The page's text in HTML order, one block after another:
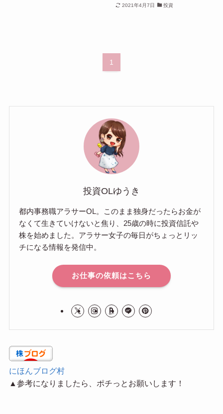
2021年4月7日 投資
1
投資OLゆうき
都内事務職アラサーOL。このまま独身だったらお金が
なくて生きていけないと焦り、25歳の時に投資信託や
株を始めました。アラサー女子の毎日がちょっとリッ
チになる情報を発信中。
お仕事の依頼はこちら
にほんブログ村
▲参考になりましたら、ポチっとお願いします！